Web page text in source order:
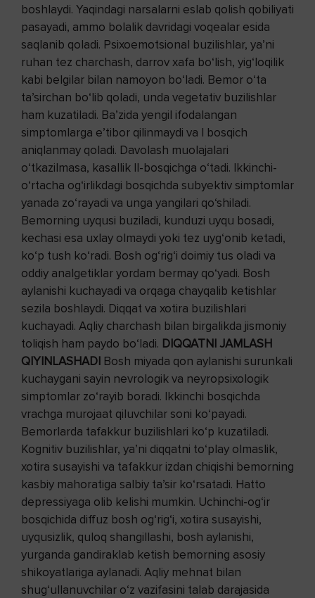
boshlaydi. Yaqindagi narsalarni eslab qolish qobiliyati
pasayadi, ammo bolalik davridagi voqealar esida
saqlanib qoladi. Psixoemotsional buzilishlar, ya’ni
ruhan tez charchash, darrov xafa bo‘lish, yig‘loqilik
kabi belgilar bilan namoyon bo‘ladi. Bemor o‘ta
ta’sirchan bo‘lib qoladi, unda vegetativ buzilishlar
ham kuzatiladi. Ba’zida yengil ifodalangan
simptomlarga e’tibor qilinmaydi va I bosqich
aniqlanmay qoladi. Davolash muolajalari
o‘tkazilmasa, kasallik II-bosqichga o‘tadi. Ikkinchi-
o‘rtacha og‘irlikdagi bosqichda subyektiv simptomlar
yanada zo‘rayadi va unga yangilari qo‘shiladi.
Bemorning uyqusi buziladi, kunduzi uyqu bosadi,
kechasi esa uxlay olmaydi yoki tez uyg‘onib ketadi,
ko‘p tush ko‘radi. Bosh og‘rig‘i doimiy tus oladi va
oddiy analgetiklar yordam bermay qo‘yadi. Bosh
aylanishi kuchayadi va orqaga chayqalib ketishlar
sezila boshlaydi. Diqqat va xotira buzilishlari
kuchayadi. Aqliy charchash bilan birgalikda jismoniy
toliqish ham paydo bo‘ladi. DIQQATNI JAMLASH
QIYINLASHADI Bosh miyada qon aylanishi surunkali
kuchaygani sayin nevrologik va neyropsixologik
simptomlar zo‘rayib boradi. Ikkinchi bosqichda
vrachga murojaat qiluvchilar soni ko‘payadi.
Bemorlarda tafakkur buzilishlari ko‘p kuzatiladi.
Kognitiv buzilishlar, ya’ni diqqatni to‘play olmaslik,
xotira susayishi va tafakkur izdan chiqishi bemorning
kasbiy mahoratiga salbiy ta’sir ko‘rsatadi. Hatto
depressiyaga olib kelishi mumkin. Uchinchi-og‘ir
bosqichida diffuz bosh og‘rig‘i, xotira susayishi,
uyqusizlik, quloq shangillashi, bosh aylanishi,
yurganda gandiraklab ketish bemorning asosiy
shikoyatlariga aylanadi. Aqliy mehnat bilan
shug‘ullanuvchilar o‘z vazifasini talab darajasida